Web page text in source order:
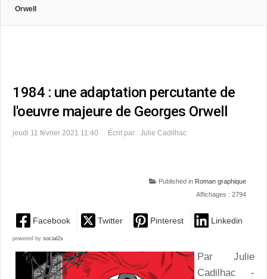
Orwell
1984 : une adaptation percutante de
l'oeuvre majeure de Georges Orwell
jeudi 11 février 2021 11:40 Écrit par : Julie Cadilhac
Published in Roman graphique
Affichages : 2794
Facebook Twitter Pinterest Linkedin
powered by social2s
Par Julie
Cadilhac -